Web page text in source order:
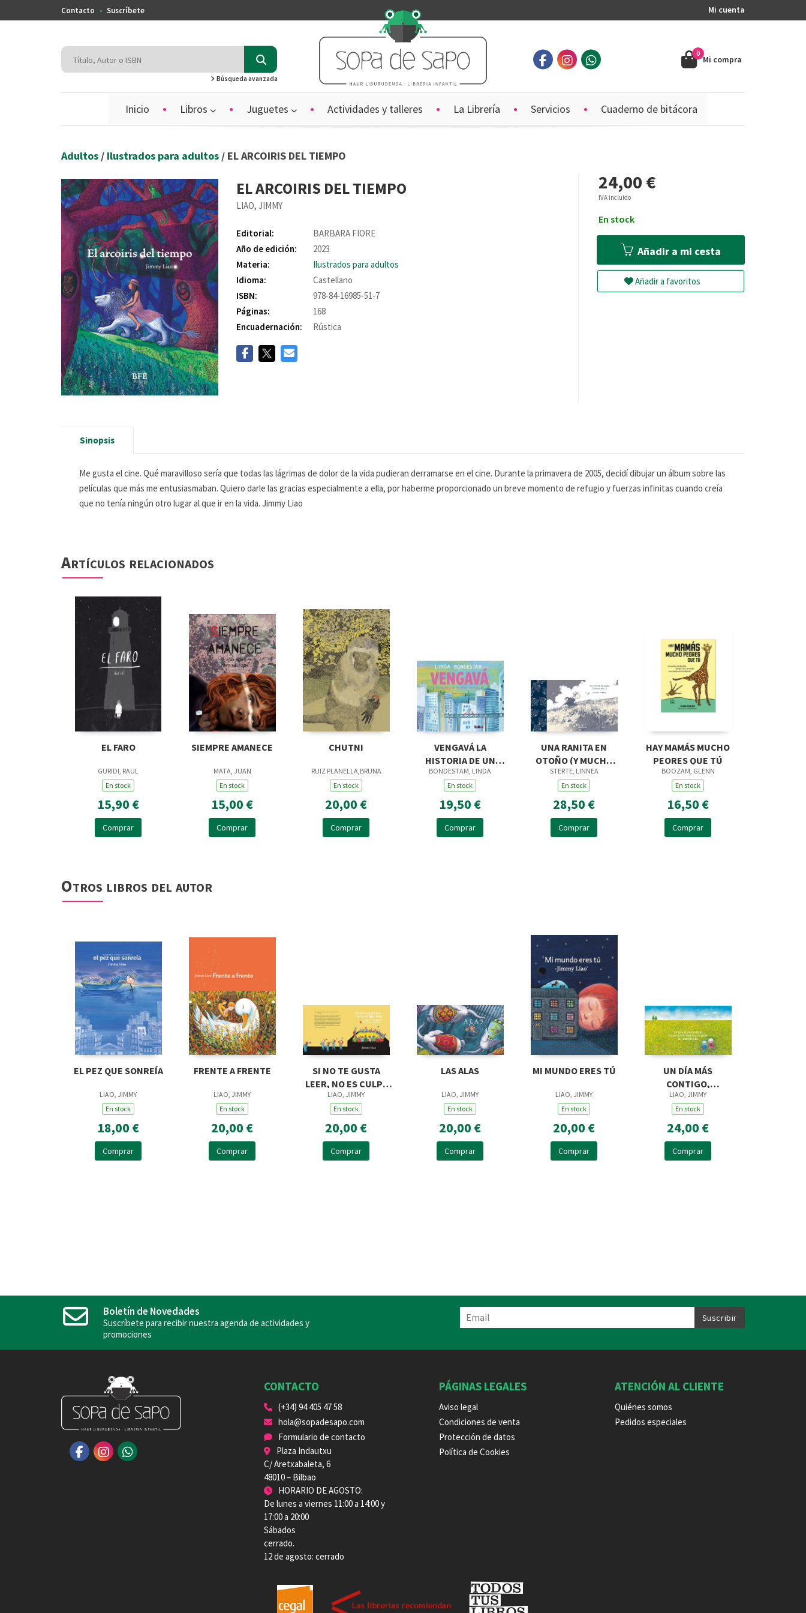
Mi cuenta
Contacto Suscríbete
Búsqueda avanzada
Mi compra
0
Inicio Libros Juguetes Actividades y talleres La Librería Servicios Cuaderno de bitácora
Adultos / Ilustrados para adultos / EL ARCOIRIS DEL TIEMPO
EL ARCOIRIS DEL TIEMPO
LIAO, JIMMY
Editorial:
BARBARA FIORE
Año de edición:
2023
Materia:
Ilustrados para adultos
Idioma:
Castellano
ISBN:
978-84-16985-51-7
Páginas:
168
Encuadernación:
Rústica
24,00 €
IVA incluido
En stock
Añadir a mi cesta
Añadir a favoritos
Sinopsis
Me gusta el cine. Qué maravilloso sería que todas las lágrimas de dolor de la vida pudieran derramarse en el cine. Durante la primavera de 2005, decidí dibujar un álbum sobre las
películas que más me entusiasmaban. Quiero darle las gracias especialmente a ella, por haberme proporcionado un breve momento de refugio y fuerzas infinitas cuando creía
que no tenía ningún otro lugar al que ir en la vida. Jimmy Liao
Artículos relacionados
EL FARO
GURIDI, RAUL
En stock
15,90 €
Comprar
SIEMPRE AMANECE
MATA, JUAN
En stock
15,00 €
Comprar
CHUTNI
RUIZ PLANELLA,BRUNA
En stock
20,00 €
Comprar
VENGAVÁ LA
HISTORIA DE UN
ROBOT VALIENTE
BONDESTAM, LINDA
En stock
19,50 €
Comprar
UNA RANITA EN
OTOÑO (Y MUCHO
MAS...)
STERTE, LINNEA
En stock
28,50 €
Comprar
HAY MAMÁS MUCHO
PEORES QUE TÚ
BOOZAM, GLENN
En stock
16,50 €
Comprar
Otros libros del autor
EL PEZ QUE SONREÍA
LIAO, JIMMY
En stock
18,00 €
Comprar
FRENTE A FRENTE
LIAO, JIMMY
En stock
20,00 €
Comprar
SI NO TE GUSTA
LEER, NO ES CULPA
TUYA,
LIAO, JIMMY
En stock
20,00 €
Comprar
LAS ALAS
LIAO, JIMMY
En stock
20,00 €
Comprar
MI MUNDO ERES TÚ
LIAO, JIMMY
En stock
20,00 €
Comprar
UN DÍA MÁS
CONTIGO,
CAMINANDO POR
UNA TARDE DE
PRIMAVERA
LIAO, JIMMY
En stock
24,00 €
Comprar
Boletín de Novedades
Suscríbete para recibir nuestra agenda de actividades y
promociones
CONTACTO
(+34) 94 405 47 58
hola@sopadesapo.com
Formulario de contacto
Plaza Indautxu
C/ Aretxabaleta, 6
48010 – Bilbao
HORARIO DE AGOSTO:
De lunes a viernes 11:00 a 14:00 y
17:00 a 20:00
Sábados
cerrado.
12 de agosto: cerrado
PÁGINAS LEGALES
Aviso legal
Condiciones de venta
Protección de datos
Política de Cookies
ATENCIÓN AL CLIENTE
Quiénes somos
Pedidos especiales